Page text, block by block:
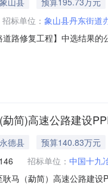
招标单位： 象山县丹东街道
路修复工程】中选结果
程中介服务事项：招标代
简)高速公路建设
德县
预算140.83万元
招标单位： 中国十九
马（勐简）高速公路建